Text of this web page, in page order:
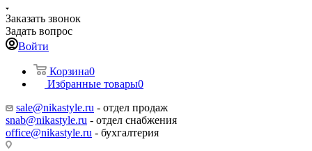
Заказать звонок
Задать вопрос
Войти
Корзина0
Избранные товары0
sale@nikastyle.ru - отдел продаж
snab@nikastyle.ru - отдел снабжения
office@nikastyle.ru - бухгалтерия